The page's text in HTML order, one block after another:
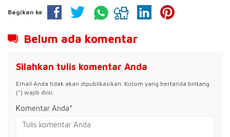
Bagikan ke
Belum ada komentar
Silahkan tulis komentar Anda
Email Anda tidak akan dipublikasikan. Kolom yang bertanda bintang
(*) wajib diisi.
Komentar Anda*